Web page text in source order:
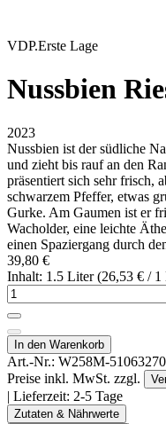
VDP.Erste Lage
Nussbien
2023
Nussbien ist der südliche
und zieht bis rauf an den
präsentiert sich sehr frisch,
schwarzem Pfeffer, etwas
Gurke. Am Gaumen ist er
Wacholder, eine leichte
einen Spaziergang durch
39,80 €
Inhalt: 1.5 Liter (26,53 € / 1
In den Warenkorb
Art.-Nr.: W258M-
Preise inkl. MwSt. zzgl.
| Lieferzeit: 2-5 Tage
Zutaten & Nährwerte